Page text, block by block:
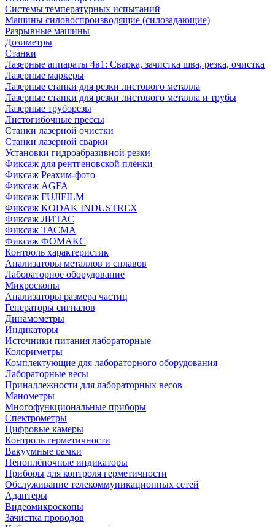
Системы температурных испытаний
Машины силовоспроизводящие (силозадающие)
Разрывные машины
Дозиметры
Станки
Лазерные аппараты 4в1: Сварка, зачистка шва, резка, очистка
Лазерные маркеры
Лазерные станки для резки листового металла
Лазерные станки для резки листового металла и трубы
Лазерные труборезы
Листогибочные прессы
Станки лазерной очистки
Станки лазерной сварки
Установки гидроабразивной резки
Фиксаж для рентгеновской плёнки
Фиксаж Реахим-фото
Фиксаж AGFA
Фиксаж FUJIFILM
Фиксаж KODAK INDUSTREX
Фиксаж ЛИТАС
Фиксаж ТАСМА
Фиксаж ФОМАКС
Контроль характеристик
Анализаторы металлов и сплавов
Лабораторное оборудование
Микроскопы
Анализаторы размера частиц
Генераторы сигналов
Динамометры
Индикаторы
Источники питания лабораторные
Колориметры
Комплектующие для лабораторного оборудования
Лабораторные весы
Принадлежности для лабораторных весов
Манометры
Многофункциональные приборы
Спектрометры
Цифровые камеры
Контроль герметичности
Вакуумные рамки
Пеноплёночные индикаторы
Приборы для контроля герметичности
Обслуживание телекоммуникационных сетей
Адаптеры
Видеомикроскопы
Зачистка проводов